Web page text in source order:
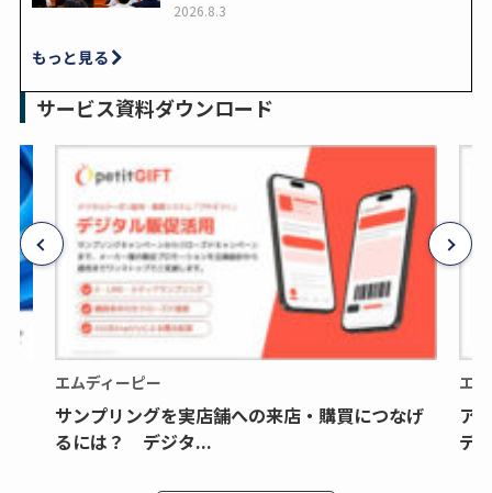
2026.8.3
もっと見る
サービス資料ダウンロード
エムディーピー
サンプリングを実店舗への来店・購買につなげ
るには？ デジタ...
エ
ア
デ